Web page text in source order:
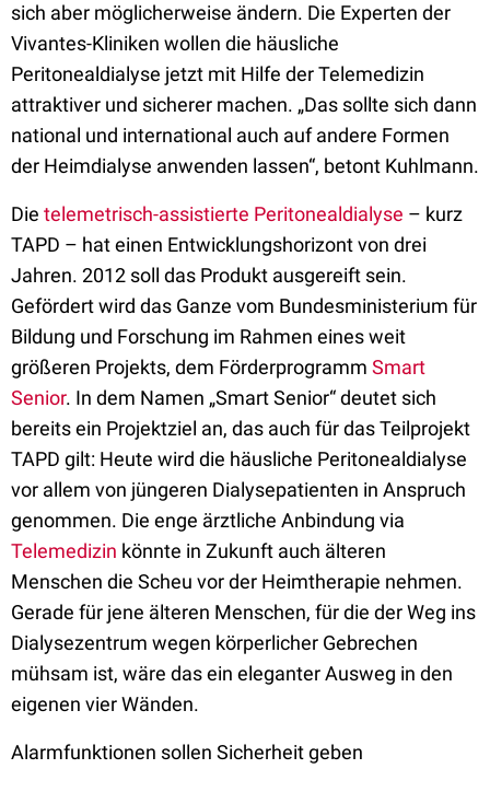
sich aber möglicherweise ändern. Die Experten der
Vivantes-Kliniken wollen die häusliche
Peritonealdialyse jetzt mit Hilfe der Telemedizin
attraktiver und sicherer machen. „Das sollte sich dann
national und international auch auf andere Formen
der Heimdialyse anwenden lassen“, betont Kuhlmann.
Die telemetrisch-assistierte Peritonealdialyse – kurz
TAPD – hat einen Entwicklungshorizont von drei
Jahren. 2012 soll das Produkt ausgereift sein.
Gefördert wird das Ganze vom Bundesministerium für
Bildung und Forschung im Rahmen eines weit
größeren Projekts, dem Förderprogramm Smart
Senior. In dem Namen „Smart Senior“ deutet sich
bereits ein Projektziel an, das auch für das Teilprojekt
TAPD gilt: Heute wird die häusliche Peritonealdialyse
vor allem von jüngeren Dialysepatienten in Anspruch
genommen. Die enge ärztliche Anbindung via
Telemedizin könnte in Zukunft auch älteren
Menschen die Scheu vor der Heimtherapie nehmen.
Gerade für jene älteren Menschen, für die der Weg ins
Dialysezentrum wegen körperlicher Gebrechen
mühsam ist, wäre das ein eleganter Ausweg in den
eigenen vier Wänden.
Alarmfunktionen sollen Sicherheit geben